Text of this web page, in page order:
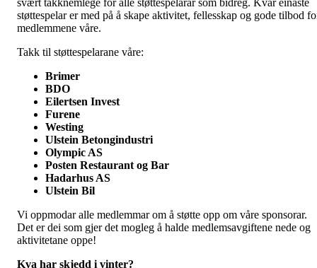
svært takknemlege for alle støttespelarar som bidreg. Kvar einaste
støttespelar er med på å skape aktivitet, fellesskap og gode tilbod
medlemmene våre.
Takk til støttespelarane våre:
Brimer
BDO
Eilertsen Invest
Furene
Westing
Ulstein Betongindustri
Olympic AS
Posten Restaurant og Bar
Hadarhus AS
Ulstein Bil
Vi oppmodar alle medlemmar om å støtte opp om våre sponsorar.
Det er dei som gjer det mogleg å halde medlemsavgiftene nede og
aktivitetane oppe!
Kva har skjedd i vinter?